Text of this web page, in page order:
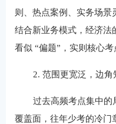
则、热点案例、实务场景
结合新业务模式，经济法
看似 “偏题”，实则核心考
2. 范围更宽泛，边角
过去高频考点集中的
覆盖面，往年少考的冷门